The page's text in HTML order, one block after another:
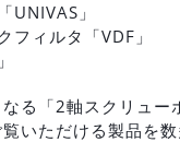
UNIVAS」
フィルタ「VDF」
る「2軸スクリュ
いただける製品を数